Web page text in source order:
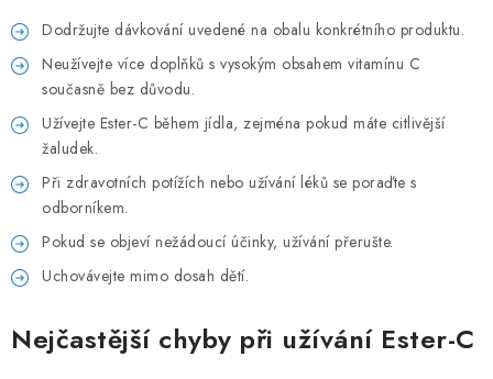
Dodržujte dávkování uvedené na obalu konkrétního produktu.
Neužívejte více doplňků s vysokým obsahem vitamínu C
současně bez důvodu.
Užívejte Ester-C během jídla, zejména pokud máte citlivější
žaludek.
Při zdravotních potížích nebo užívání léků se poraďte s
odborníkem.
Pokud se objeví nežádoucí účinky, užívání přerušte.
Uchovávejte mimo dosah dětí.
Nejčastější chyby při užívání Ester-C